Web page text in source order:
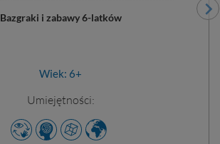
Bazgraki i zabawy 6-latków
Wiek: 6+
Umiejętności: